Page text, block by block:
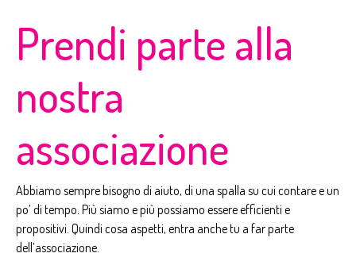
Prendi parte alla
nostra
associazione
Abbiamo sempre bisogno di aiuto, di una spalla su cui contare e un
po’ di tempo. Più siamo e più possiamo essere efficienti e
propositivi. Quindi cosa aspetti, entra anche tu a far parte
dell’associazione.